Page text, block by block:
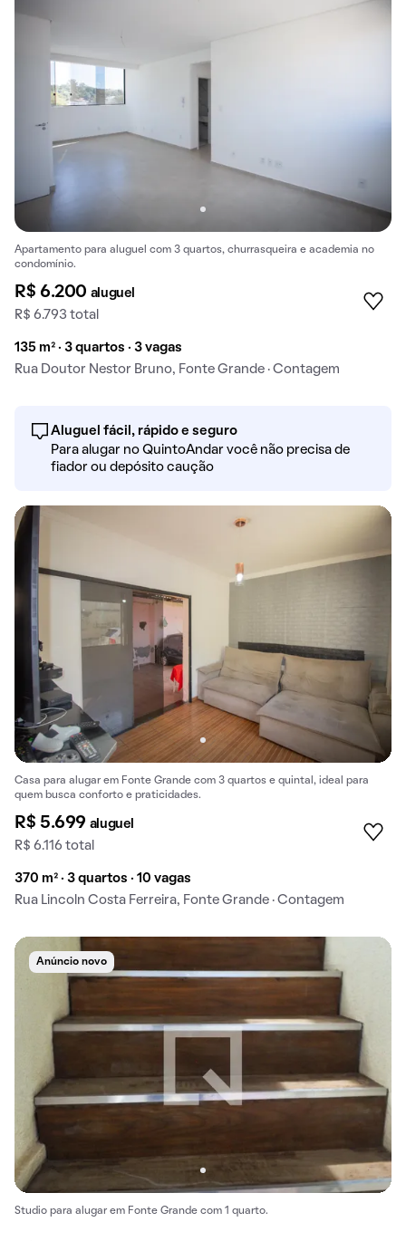
Apartamento para aluguel com 3 quartos, churrasqueira e academia no
condomínio.
R$ 6.200 aluguel
R$ 6.793 total
135 m² · 3 quartos · 3 vagas
Rua Doutor Nestor Bruno, Fonte Grande · Contagem
Aluguel fácil, rápido e seguro
Para alugar no QuintoAndar você não precisa de
fiador ou depósito caução
Casa para alugar em Fonte Grande com 3 quartos e quintal, ideal para
quem busca conforto e praticidades.
R$ 5.699 aluguel
R$ 6.116 total
370 m² · 3 quartos · 10 vagas
Rua Lincoln Costa Ferreira, Fonte Grande · Contagem
Anúncio novo
Studio para alugar em Fonte Grande com 1 quarto.